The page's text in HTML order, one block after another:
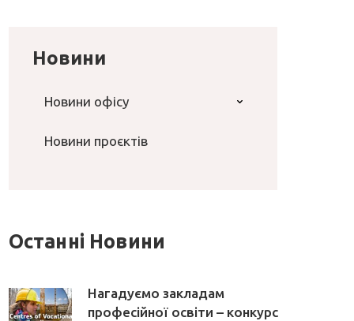
Новини
Новини офісу
Новини проєктів
Останні Новини
Нагадуємо закладам
професійної освіти – конкурс